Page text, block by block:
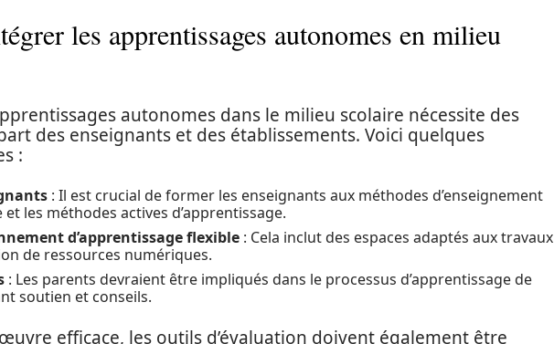
les apprentissages autonomes en milieu
autonomes dans le milieu scolaire nécessite des
des enseignants et des établissements. Voici quelques
:
: Il est crucial de former les enseignants aux méthodes d’enseignement
les méthodes actives d’apprentissage.
d’apprentissage flexible : Cela inclut des espaces adaptés aux travaux
de ressources numériques.
: Les parents devraient être impliqués dans le processus d’apprentissage de
soutien et conseils.
efficace, les outils d’évaluation doivent également être